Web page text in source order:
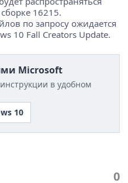
16215.
по запросу ожидается
10 Fall Creators Update.
Microsoft
в удобном
10
0